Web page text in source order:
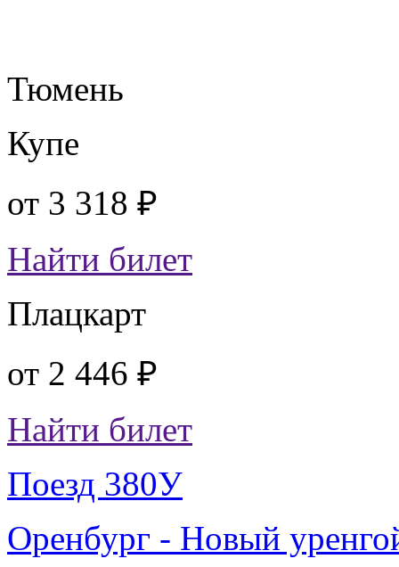
Тюмень
Купе
от 3 318 ₽
Найти билет
Плацкарт
от 2 446 ₽
Найти билет
Поезд 380У
Оренбург - Новый